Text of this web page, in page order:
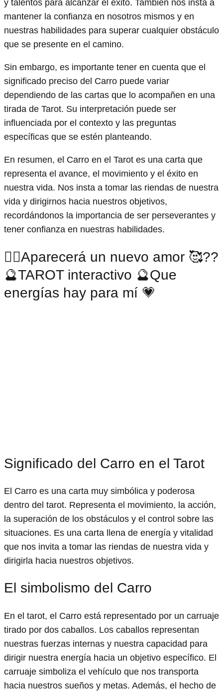
y talentos para alcanzar el éxito. También nos insta a
mantener la confianza en nosotros mismos y en
nuestras habilidades para superar cualquier obstáculo
que se presente en el camino.
Sin embargo, es importante tener en cuenta que el
significado preciso del Carro puede variar
dependiendo de las cartas que lo acompañen en una
tirada de Tarot. Su interpretación puede ser
influenciada por el contexto y las preguntas
específicas que se estén planteando.
En resumen, el Carro en el Tarot es una carta que
representa el avance, el movimiento y el éxito en
nuestra vida. Nos insta a tomar las riendas de nuestra
vida y dirigirnos hacia nuestros objetivos,
recordándonos la importancia de ser perseverantes y
tener confianza en nuestras habilidades.
❤️‍🔥Aparecerá un nuevo amor 🥰??
🔮TAROT interactivo 🔮Que
energías hay para mí 💗
Significado del Carro en el Tarot
El Carro es una carta muy simbólica y poderosa
dentro del tarot. Representa el movimiento, la acción,
la superación de los obstáculos y el control sobre las
situaciones. Es una carta llena de energía y vitalidad
que nos invita a tomar las riendas de nuestra vida y
dirigirla hacia nuestros objetivos.
El simbolismo del Carro
En el tarot, el Carro está representado por un carruaje
tirado por dos caballos. Los caballos representan
nuestras fuerzas internas y nuestra capacidad para
dirigir nuestra energía hacia un objetivo específico. El
carruaje simboliza el vehículo que nos transporta
hacia nuestros sueños y metas. Además, el hecho de